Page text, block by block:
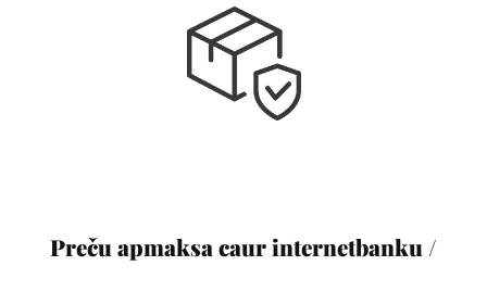
Preču apmaksa caur internetbanku /